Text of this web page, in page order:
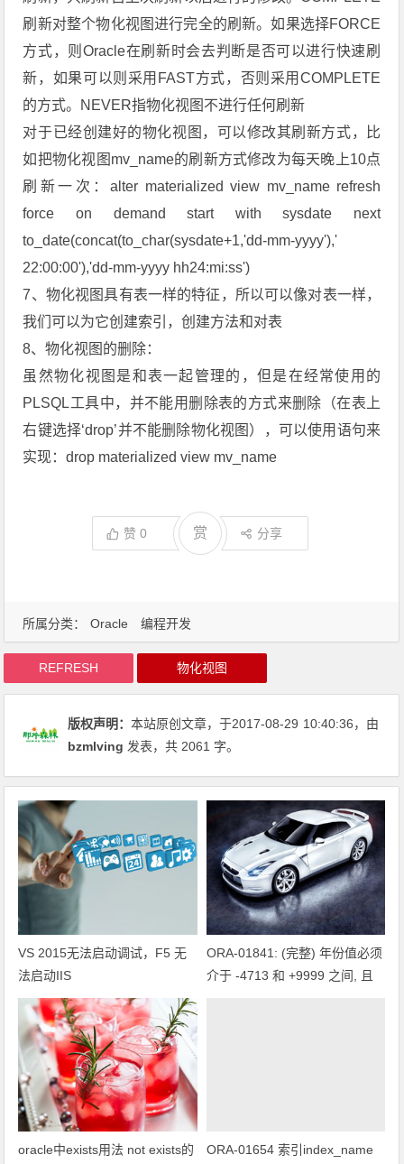
所属分类： Oracle 编程开发
刷新对整个物化视图进行完全的刷新。如果选择FORCE
方式，则Oracle在刷新时会去判断是否可以进行快速刷
新，如果可以则采用FAST方式，否则采用COMPLETE
的方式。NEVER指物化视图不进行任何刷新
对于已经创建好的物化视图，可以修改其刷新方式，比
如把物化视图mv_name的刷新方式修改为每天晚上10点
刷新一次：alter materialized view mv_name refresh
force on demand start with sysdate next
to_date(concat(to_char(sysdate+1,'dd-mm-yyyy'),'
22:00:00'),'dd-mm-yyyy hh24:mi:ss')
7、物化视图具有表一样的特征，所以可以像对表一样，
我们可以为它创建索引，创建方法和对表
8、物化视图的删除：
虽然物化视图是和表一起管理的，但是在经常使用的
PLSQL工具中，并不能用删除表的方式来删除（在表上
右键选择‘drop’并不能删除物化视图），可以使用语句来
实现：drop materialized view mv_name
赞0 赏 分享
REFRESH 物化视图
版权声明：本站原创文章，于2017-08-29 10:40:36，由
bzmlving 发表，共 2061 字。
VS 2015无法启动调试，F5 无
法启动IIS
ORA-01841: (完整) 年份值必须
介于 -4713 和 +9999 之间, 且
oracle中exists用法 not exists的
ORA-01654 索引index_name